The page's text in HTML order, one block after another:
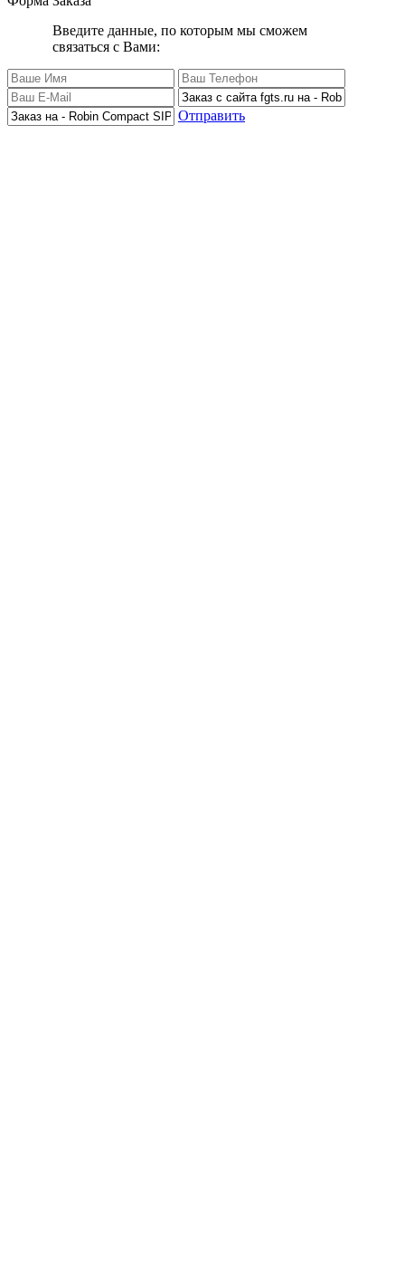
Введите данные, по которым мы сможем
связаться с Вами:
Отправить